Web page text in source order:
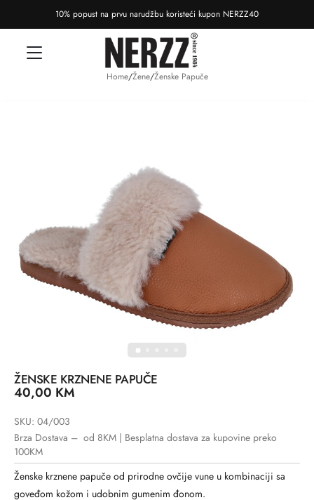
10% popust na prvu narudžbu koristeći kupon NERZZ40
Home/Žene/Ženske Papuče
ŽENSKE KRZNENE PAPUČE
40,00 KM
SKU: 04/003
Brza Dostava – od 8KM | Besplatna dostava za kupovine preko
100KM
Ženske krznene papuče od prirodne ovčije vune u kombinaciji sa
goveđom kožom i udobnim gumenim đonom.